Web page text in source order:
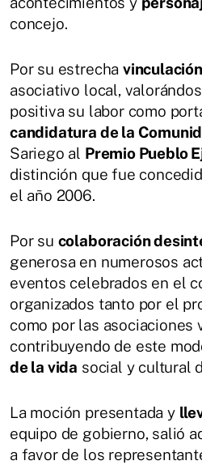
concejo.
Por su estrecha
asociativo local,
positiva su labor como
candidatura de la
Sariego al Premio Pueblo
distinción que fue
el año 2006.
Por su colaboración
generosa en numerosos
eventos celebrados en el
organizados tanto por el
como por las asociaciones
contribuyendo de este
de la vida social y cultural
La moción presentada y
equipo de gobierno, salió
a favor de los